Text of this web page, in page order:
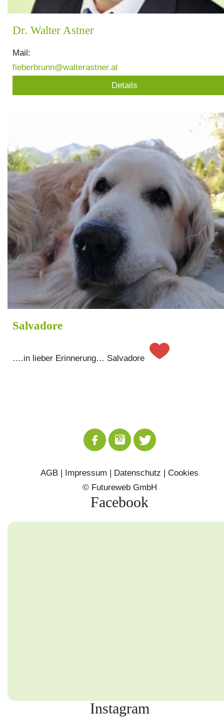
Dr. Walter Astner
Mail:
fieberbrunn@walterastner.at
Details
Salvadore
….in lieber Erinnerung… Salvadore
AGB | Impressum | Datenschutz | Cookies
© Futureweb GmbH
Facebook
Instagram